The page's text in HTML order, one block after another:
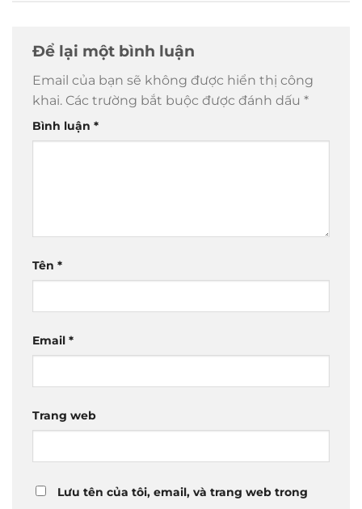
Để lại một bình luận
Email của bạn sẽ không được hiển thị công
khai. Các trường bắt buộc được đánh dấu *
Bình luận *
Tên *
Email *
Trang web
Lưu tên của tôi, email, và trang web trong